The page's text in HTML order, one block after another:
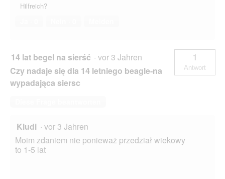
Hilfreich?
14 lat begel na sierść · vor 3 Jahren
Czy nadaje się dla 14 letniego beagle-na
wypadająca siersc
1
Antwort
Kludi · vor 3 Jahren
Moim zdaniem nie ponieważ przedział wiekowy
to 1-5 lat